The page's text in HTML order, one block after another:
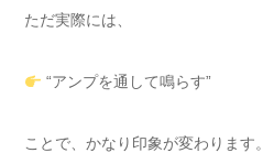
ただ実際には、
“アンプを通して鳴らす”
ことで、かなり印象が変わります。